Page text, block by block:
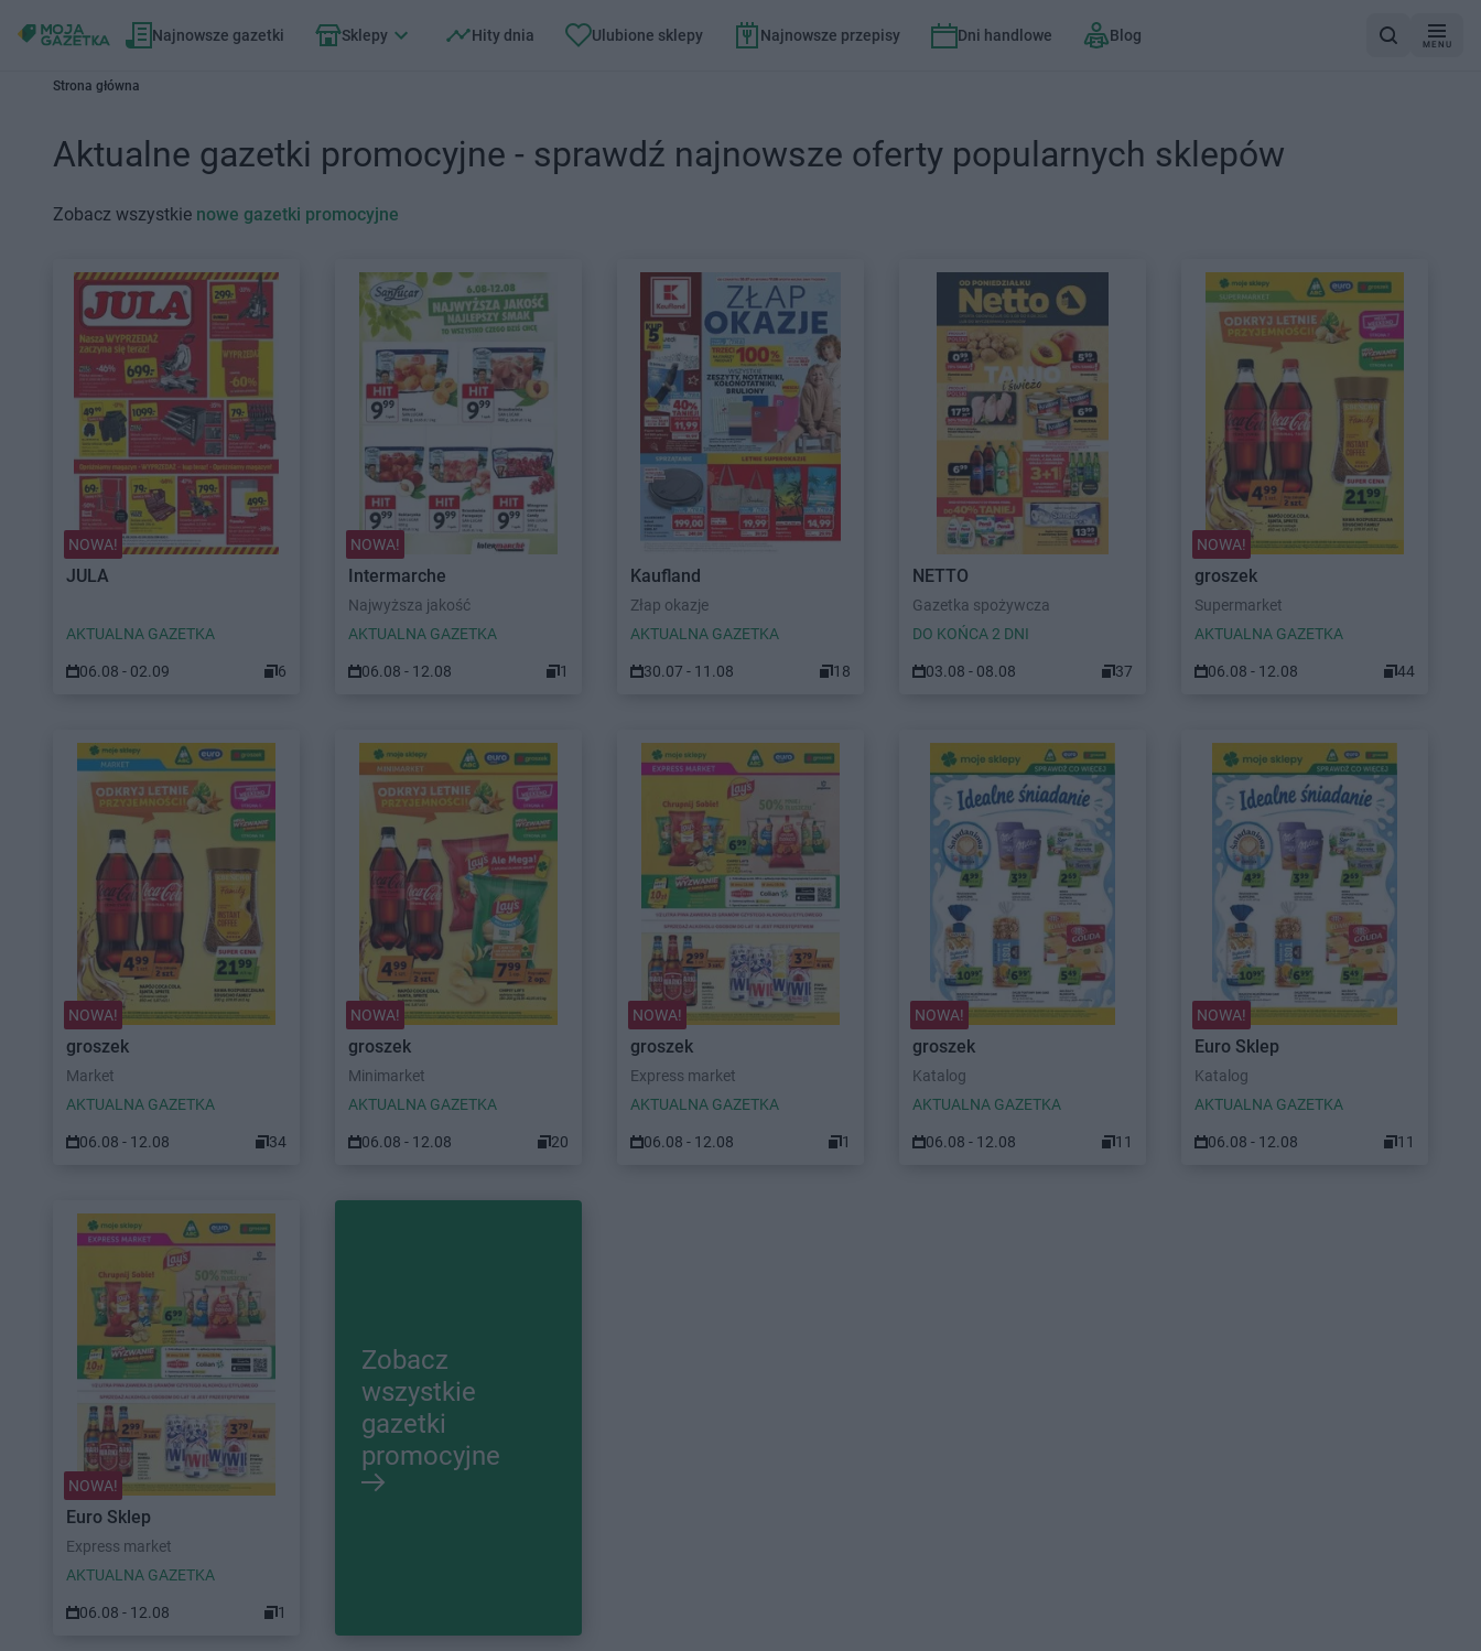
Najnowsze gazetki Sklepy Hity dnia Ulubione sklepy Najnowsze przepisy Dni handlowe Blog
MENU
Strona główna
Aktualne gazetki promocyjne - sprawdź najnowsze oferty popularnych sklepów
Zobacz wszystkie nowe gazetki promocyjne
NOWA!
JULA
AKTUALNA GAZETKA
06.08 - 02.09 6
NOWA!
Intermarche
Najwyższa jakość
AKTUALNA GAZETKA
06.08 - 12.08 1
Kaufland
Złap okazje
AKTUALNA GAZETKA
30.07 - 11.08 18
NETTO
Gazetka spożywcza
DO KOŃCA 2 DNI
03.08 - 08.08 37
NOWA!
groszek
Supermarket
AKTUALNA GAZETKA
06.08 - 12.08 44
NOWA!
groszek
Market
AKTUALNA GAZETKA
06.08 - 12.08 34
NOWA!
groszek
Minimarket
AKTUALNA GAZETKA
06.08 - 12.08 20
NOWA!
groszek
Express market
AKTUALNA GAZETKA
06.08 - 12.08 1
NOWA!
groszek
Katalog
AKTUALNA GAZETKA
06.08 - 12.08 11
NOWA!
Euro Sklep
Katalog
AKTUALNA GAZETKA
06.08 - 12.08 11
NOWA!
Euro Sklep
Express market
AKTUALNA GAZETKA
06.08 - 12.08 1
Zobacz
wszystkie
gazetki
promocyjne